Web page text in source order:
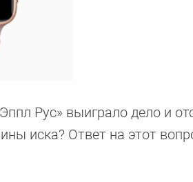
Рус» выиграло дело и
иска? Ответ на этот